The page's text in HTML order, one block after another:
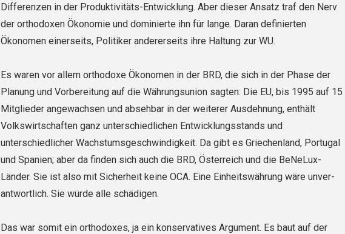
Differenzen in der Produktivitäts-Entwicklung. Aber dieser Ansatz traf den Nerv
der orthodoxen Ökonomie und dominierte ihn für lange. Daran definierten
Ökonomen einerseits, Politiker andererseits ihre Haltung zur WU.
Es waren vor allem orthodoxe Ökonomen in der BRD, die sich in der Phase der
Planung und Vorbereitung auf die Währungsunion sagten: Die EU, bis 1995 auf 15
Mitglieder angewach­sen und absehbar in der weiterer Ausdehnung, enthält
Volkswirtschaften ganz unterschiedli­chen Entwicklungsstands und
unterschiedlicher Wachstumsgeschwindigkeit. Da gibt es Griechenland, Portugal
und Spanien; aber da finden sich auch die BRD, Österreich und die BeNeLux-
Länder. Sie ist also mit Sicherheit keine OCA. Eine Einheitswährung wäre unver­
antwortlich. Sie würde alle schädigen.
Das war somit ein orthodoxes, ja ein konservatives Argument. Es baut auf der